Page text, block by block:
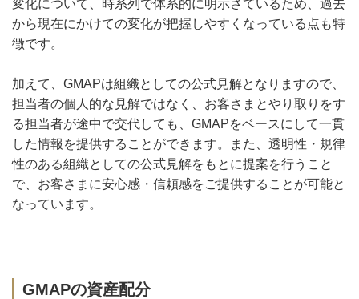
変化について、時系列で体系的に明示さているため、過去
から現在にかけての変化が把握しやすくなっている点も特
徴です。
加えて、GMAPは組織としての公式見解となりますので、
担当者の個人的な見解ではなく、お客さまとやり取りをす
る担当者が途中で交代しても、GMAPをベースにして一貫
した情報を提供することができます。また、透明性・規律
性のある組織としての公式見解をもとに提案を行うこと
で、お客さまに安心感・信頼感をご提供することが可能と
なっています。
GMAPの資産配分